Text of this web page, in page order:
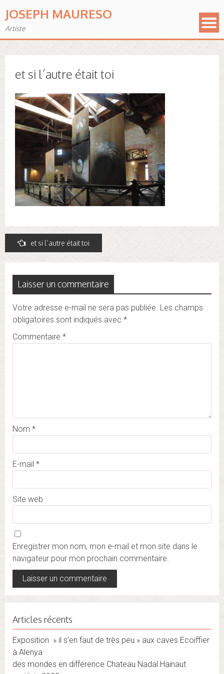
JOSEPH MAURESO
Artiste
et si l’autre était toi
Navigation
de
et si l’autre était toi
Laisser un commentaire
Votre adresse e-mail ne sera pas publiée. Les champs
obligatoires sont indiqués avec *
Commentaire *
Nom *
E-mail *
Site web
Enregistrer mon nom, mon e-mail et mon site dans le
navigateur pour mon prochain commentaire.
Articles récents
Exposition » il s’en faut de très peu » aux caves Ecoiffier
à Alenya
des mondes en différence Chateau Nadal Hainaut